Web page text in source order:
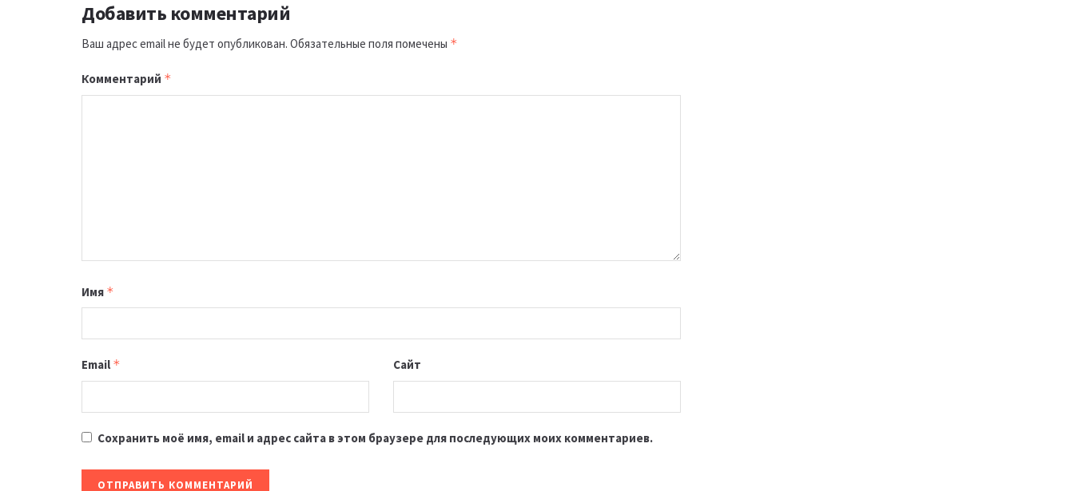
Добавить комментарий
Ваш адрес email не будет опубликован. Обязательные поля помечены *
Комментарий *
Имя *
Email * Сайт
Сохранить моё имя, email и адрес сайта в этом браузере для последующих моих комментариев.